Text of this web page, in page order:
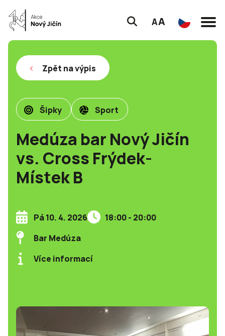
AA
Zpět na výpis
Šipky Sport
Medúza bar Nový Jičín
vs. Cross Frýdek-
Místek B
Pá 10. 4. 2026
18:00 - 20:00
Bar Medúza
Více informací